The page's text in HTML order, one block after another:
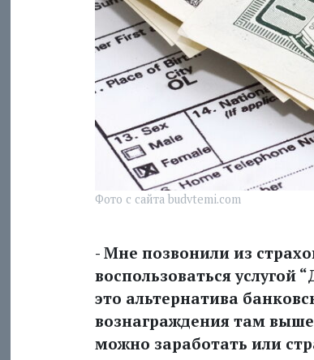
Фото с сайта budvtemi.com
- Мне позвонили из
воспользоваться услугой
это альтернатива
вознаграждения там
можно заработать или